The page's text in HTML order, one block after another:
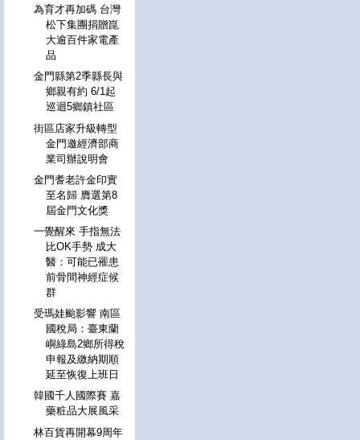
為育才再加碼 台灣
松下集團捐贈崑
大逾百件家電產
品
金門縣第2季縣長與
鄉親有約 6/1起
巡迴5鄉鎮社區
街區店家升級轉型
金門邀經濟部商
業司辦說明會
金門耆老許金印實
至名歸 膺選第8
屆金門文化獎
一覺醒來 手指無法
比OK手勢 成大
醫：可能已罹患
前骨間神經症候
群
受瑪娃颱影響 南區
國稅局：臺東蘭
嶼綠島2鄉所得稅
申報及繳納期順
延至恢復上班日
韓國千人國際賽 嘉
藥粧品大展風采
林百貨再開幕9周年